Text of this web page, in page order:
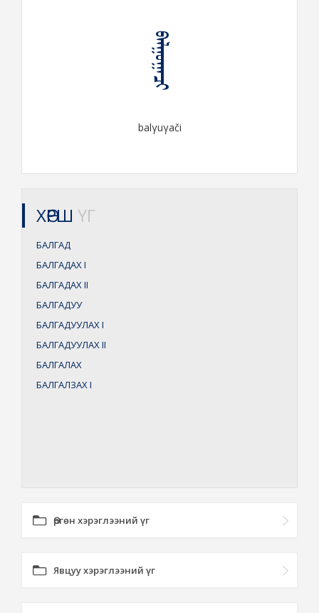
ᠪᠠᠯᠭᠤᠭᠠᠴᠢ
balγuγači
ХӨРШ ҮГ
БАЛГАД
БАЛГАДАХI
БАЛГАДАХII
БАЛГАДУУ
БАЛГАДУУЛАХI
БАЛГАДУУЛАХII
БАЛГАЛАХ
БАЛГАЛЗАХI
Өргөн хэрэглээний үг
Явцуу хэрэглээний үг